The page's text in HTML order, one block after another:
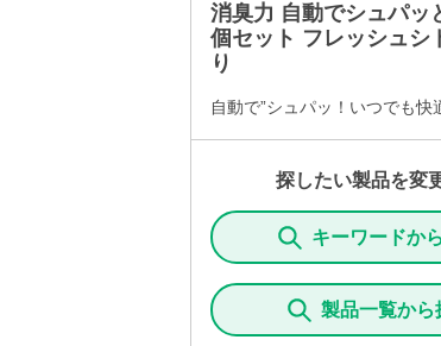
消臭力 自動でシュパッ
個セット フレッシュシ
り
自動で”シュパッ！いつでも快
探したい製品を変
キーワードか
製品一覧から